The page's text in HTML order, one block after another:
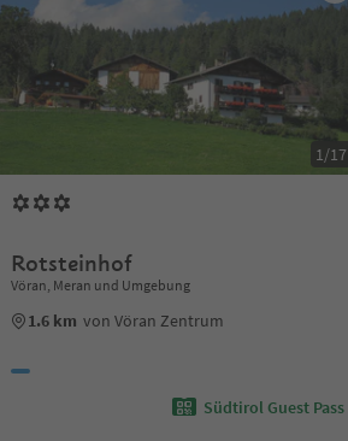
1/17
Rotsteinhof
Vöran, Meran und Umgebung
1.6 km von Vöran Zentrum
Südtirol Guest Pass